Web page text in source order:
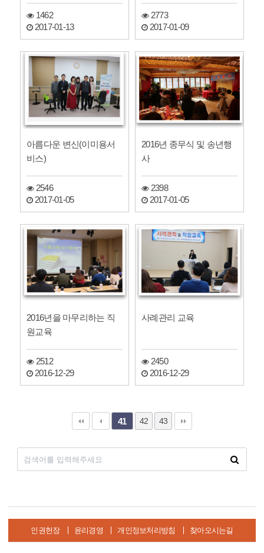
1462
2017-01-13
2773
2017-01-09
아름다운 변신(이미용서
비스)
2546
2017-01-05
2016년 종무식 및 송년행
사
2398
2017-01-05
2016년을 마무리하는 직
원교육
2512
2016-12-29
사례관리 교육
2450
2016-12-29
41 42 43
인권헌장 윤리경영 개인정보처리방침 찾아오시는길